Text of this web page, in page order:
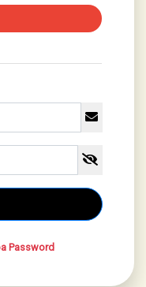
Password